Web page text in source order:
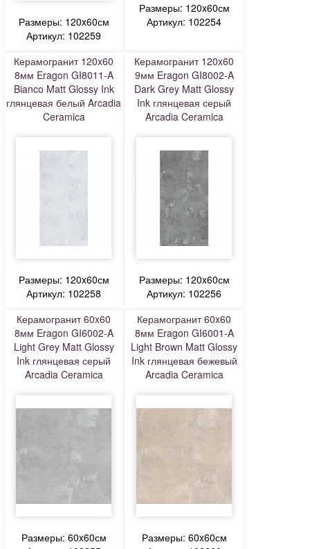
Размеры: 120x60см
Артикул: 102259
Размеры: 120x60см
Артикул: 102254
Керамогранит 120x60
8мм Eragon GI8011-A
Bianco Matt Glossy Ink
глянцевая белый Arcadia
Ceramica
Размеры: 120x60см
Артикул: 102258
Керамогранит 120x60
9мм Eragon GI8002-A
Dark Grey Matt Glossy
Ink глянцевая серый
Arcadia Ceramica
Размеры: 120x60см
Артикул: 102256
Керамогранит 60x60
8мм Eragon GI6002-A
Light Grey Matt Glossy
Ink глянцевая серый
Arcadia Ceramica
Размеры: 60x60см
Керамогранит 60x60
8мм Eragon GI6001-A
Light Brown Matt Glossy
Ink глянцевая бежевый
Arcadia Ceramica
Размеры: 60x60см